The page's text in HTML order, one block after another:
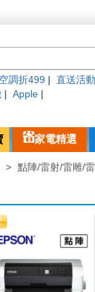
空調折499 直送活動
Apple
家電精選
> 點陣/雷射/雷雕/